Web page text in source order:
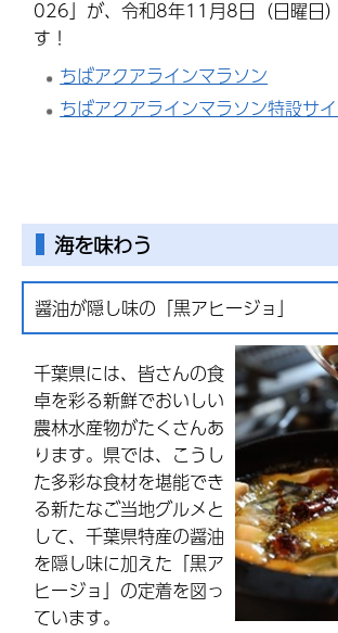
026」が、令和8年11月8日（日曜日
す！
ちばアクアラインマラソン
ちばアクアラインマラソン特設サ
海を味わう
醤油が隠し味の「黒アヒージョ」
千葉県には、皆さんの食
卓を彩る新鮮でおいしい
農林水産物がたくさんあ
ります。県では、こうし
た多彩な食材を堪能でき
る新たなご当地グルメと
して、千葉県特産の醤油
を隠し味に加えた「黒ア
ヒージョ」の定着を図っ
ています。